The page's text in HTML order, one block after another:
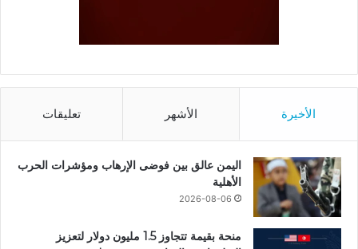
الأخيرة الأشهر تعليقات
اليمن عالق بين فوضى الإرهاب ومؤشرات الحرب
الأهلية
2026-08-06
منحة بقيمة تتجاوز 1.5 مليون دولار لتعزيز